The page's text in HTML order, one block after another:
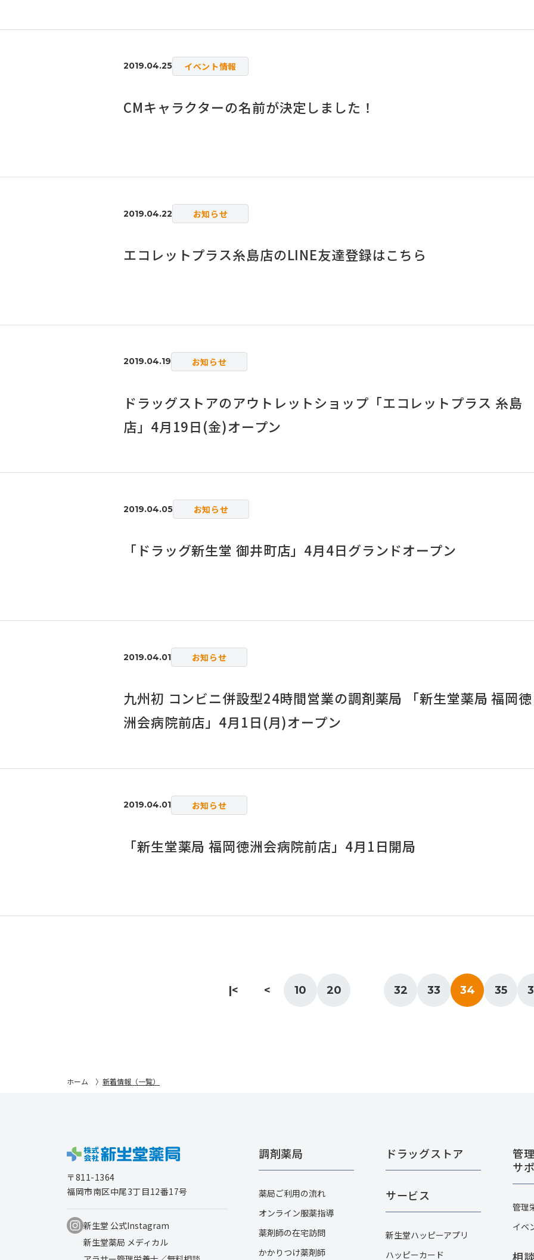
2019.04.25 イベント情報
CMキャラクターの名前が決定しました！
2019.04.22 お知らせ
エコレットプラス糸島店のLINE友達登録はこちら
2019.04.19 お知らせ
ドラッグストアのアウトレットショップ「エコレットプラス 糸島
店」4月19日(金)オープン
2019.04.05 お知らせ
「ドラッグ新生堂 御井町店」4月4日グランドオープン
2019.04.01 お知らせ
九州初 コンビニ併設型24時間営業の調剤薬局 「新生堂薬局 福岡徳
洲会病院前店」4月1日(月)オープン
2019.04.01 お知らせ
「新生堂薬局 福岡徳洲会病院前店」4月1日開局
|< < 10 20 32 33 34 35
ホーム 新着情報（一覧）
〒811-1364
福岡市南区中尾3丁目12番17号
新生堂 公式Instagram
新生堂薬局 メディカル
調剤薬局
薬局ご利用の流れ
オンライン服薬指導
薬剤師の在宅訪問
かかりつけ薬剤師
ドラッグストア
サービス
新生堂ハッピーアプリ
ハッピーカード​
管
サ
管理
イベ
相